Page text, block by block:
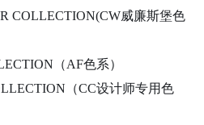
COLLECTION(CW威廉斯堡色
（AF色系）
（CC设计师专用色